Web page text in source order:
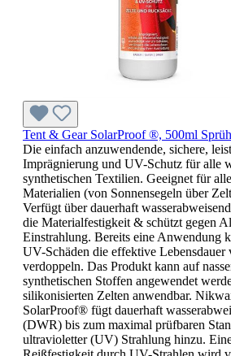
Tent & Gear SolarProof ®, 500ml
Die einfach anzuwendende, sichere,
Imprägnierung und UV-Schutz für alle
synthetischen Textilien. Geeignet für
Materialien (von Sonnensegeln über
Verfügt über dauerhaft
die Materialfestigkeit & schützt gegen
Einstrahlung. Bereits eine Anwendung
UV-Schäden die effektive Lebensdauer
verdoppeln. Das Produkt kann auf
synthetischen Stoffen angewendet
silikonisierten Zelten anwendbar.
SolarProof® fügt dauerhaft
(DWR) bis zum maximal prüfbaren
ultravioletter (UV) Strahlung hinzu.